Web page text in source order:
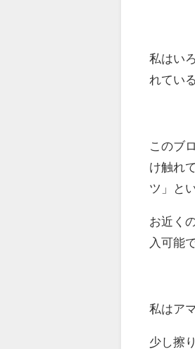
私はい
れてい
このブ
け触れ
ツ」と
お近く
入可能
私はア
少し擦